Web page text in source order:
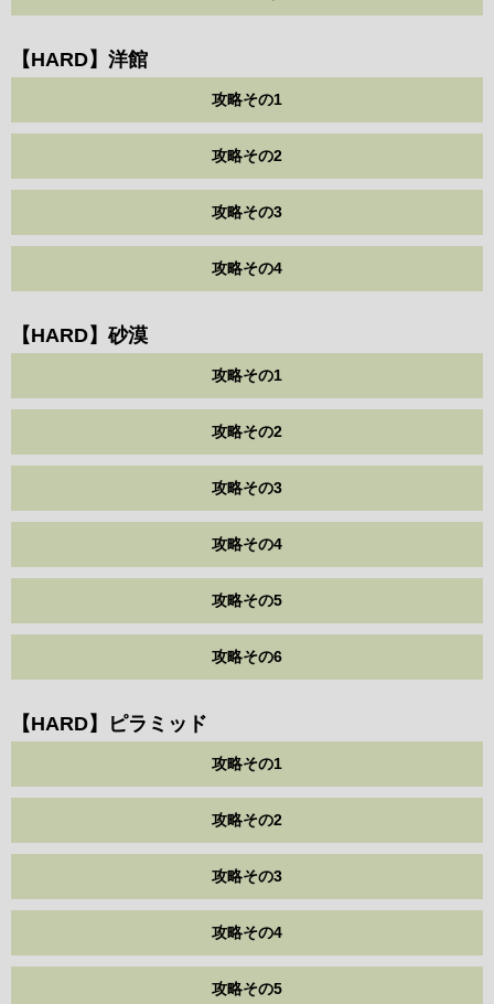
【HARD】洋館
攻略その1
攻略その2
攻略その3
攻略その4
【HARD】砂漠
攻略その1
攻略その2
攻略その3
攻略その4
攻略その5
攻略その6
【HARD】ピラミッド
攻略その1
攻略その2
攻略その3
攻略その4
攻略その5